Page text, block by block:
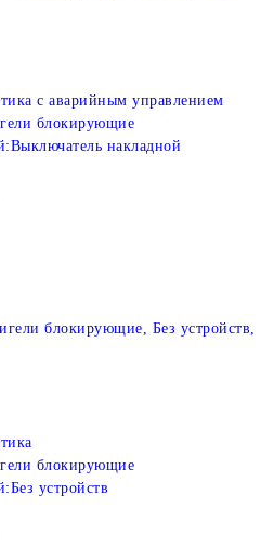
с аварийным управлением
блокирующие
Выключатель накладной
блокирующие, Без устройств,
блокирующие
Без устройств